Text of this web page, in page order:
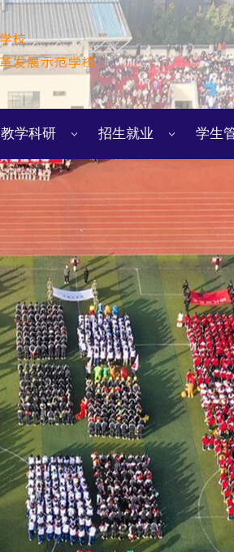
教学科研 招生就业 学生